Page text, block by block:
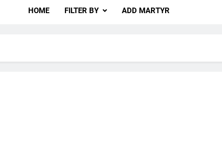
HOME FILTER BY ADD MARTYR